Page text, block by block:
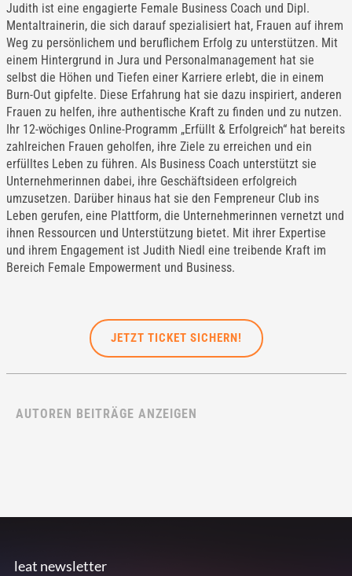
Judith ist eine engagierte Female Business Coach und Dipl.
Mentaltrainerin, die sich darauf spezialisiert hat, Frauen auf ihrem
Weg zu persönlichem und beruflichem Erfolg zu unterstützen. Mit
einem Hintergrund in Jura und Personalmanagement hat sie
selbst die Höhen und Tiefen einer Karriere erlebt, die in einem
Burn-Out gipfelte. Diese Erfahrung hat sie dazu inspiriert, anderen
Frauen zu helfen, ihre authentische Kraft zu finden und zu nutzen.
Ihr 12-wöchiges Online-Programm „Erfüllt & Erfolgreich“ hat bereits
zahlreichen Frauen geholfen, ihre Ziele zu erreichen und ein
erfülltes Leben zu führen. Als Business Coach unterstützt sie
Unternehmerinnen dabei, ihre Geschäftsideen erfolgreich
umzusetzen. Darüber hinaus hat sie den Fempreneur Club ins
Leben gerufen, eine Plattform, die Unternehmerinnen vernetzt und
ihnen Ressourcen und Unterstützung bietet. Mit ihrer Expertise
und ihrem Engagement ist Judith Niedl eine treibende Kraft im
Bereich Female Empowerment und Business.
JETZT TICKET SICHERN!
AUTOREN BEITRÄGE ANZEIGEN
leat newsletter